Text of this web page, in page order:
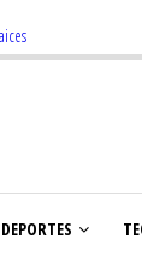
DEPORTES